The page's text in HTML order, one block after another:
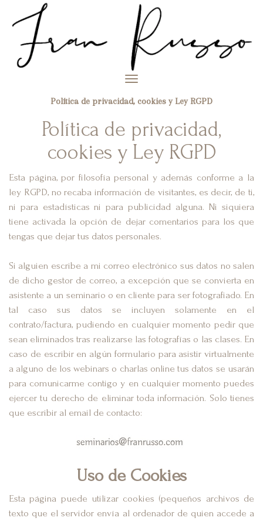
Toggle
Política de privacidad, cookies y Ley RGPD
Política de privacidad,
cookies y Ley RGPD
Esta página, por filosofía personal y además conforme a la
ley RGPD, no recaba información de visitantes, es decir, de ti,
ni para estadísticas ni para publicidad alguna. Ni siquiera
tiene activada la opción de dejar comentarios para los que
tengas que dejar tus datos personales.
Si alguien escribe a mi correo electrónico sus datos no salen
de dicho gestor de correo, a excepción que se convierta en
asistente a un seminario o en cliente para ser fotografiado. En
tal caso sus datos se incluyen solamente en el
contrato/factura, pudiendo en cualquier momento pedir que
sean eliminados tras realizarse las fotografías o las clases. En
caso de escribir en algún formulario para asistir virtualmente
a alguno de los webinars o charlas online tus datos se usarán
para comunicarme contigo y en cualquier momento puedes
ejercer tu derecho de eliminar toda información. Solo tienes
que escribir al email de contacto:
Uso de Cookies
Esta página puede utilizar cookies (pequeños archivos de
texto que el servidor envía al ordenador de quien accede a